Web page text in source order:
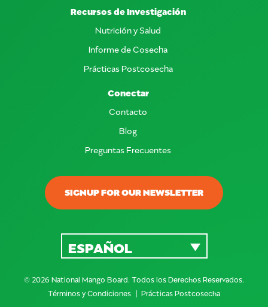
SIGNUP FOR OUR NEWSLETTER
Recursos de Investigación
Nutrición y Salud
Informe de Cosecha
Prácticas Postcosecha
Conectar
Contacto
Blog
Preguntas Frecuentes
© 2026 National Mango Board. Todos los Derechos Reservados.
Términos y Condiciones
Prácticas Postcosecha
ESPAÑOL